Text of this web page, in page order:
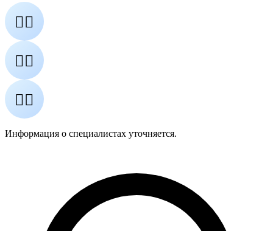
👨‍⚕️
👩‍⚕️
👨‍⚕️
Информация о специалистах уточняется.